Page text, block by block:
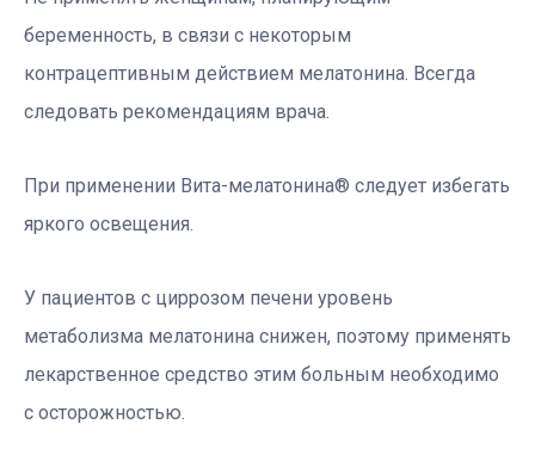
беременность, в связи с некоторым
контрацептивным действием мелатонина. Всегда
следовать рекомендациям врача.
При применении Вита-мелатонина® следует избегать
яркого освещения.
У пациентов с циррозом печени уровень
метаболизма мелатонина снижен, поэтому применять
лекарственное средство этим больным необходимо
с осторожностью.